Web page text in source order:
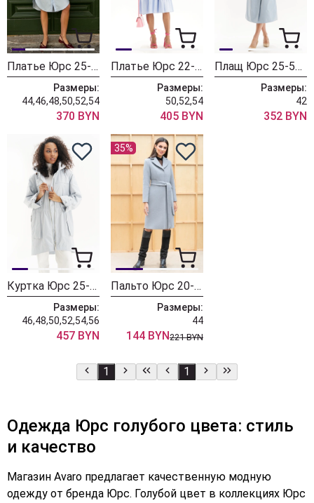
Платье Юрс 25-524-1
Размеры:
44,46,48,50,52,54
370 BYN
Платье Юрс 22-826-2
Размеры:
50,52,54
405 BYN
Плащ Юрс 25-511-1
Размеры:
42
352 BYN
Куртка Юрс 25-508-2
Размеры:
46,48,50,52,54,56
457 BYN
35%
Пальто Юрс 20-226-1
Размеры:
44
144 BYN221 BYN
1 1
Одежда Юрс голубого цвета: стиль
и качество
Магазин Avaro предлагает качественную модную
одежду от бренда Юрс. Голубой цвет в коллекциях Юрс